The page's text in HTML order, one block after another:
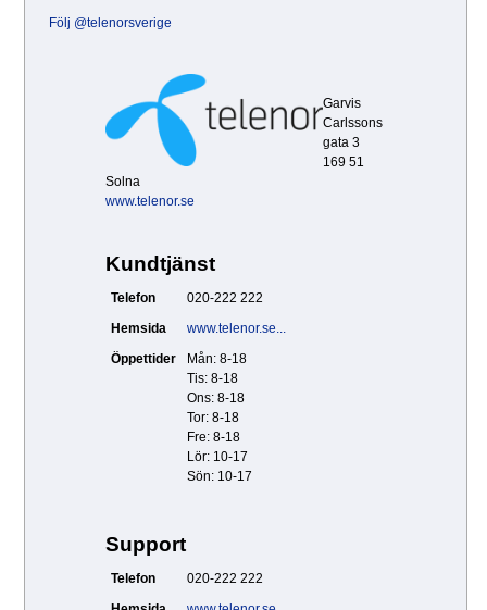
Följ @telenorsverige
Garvis
Carlssons
gata 3
169 51
Solna
www.telenor.se
Kundtjänst
Telefon
020-222 222
Hemsida
www.telenor.se...
Öppettider
Mån: 8-18
Tis: 8-18
Ons: 8-18
Tor: 8-18
Fre: 8-18
Lör: 10-17
Sön: 10-17
Support
Telefon
020-222 222